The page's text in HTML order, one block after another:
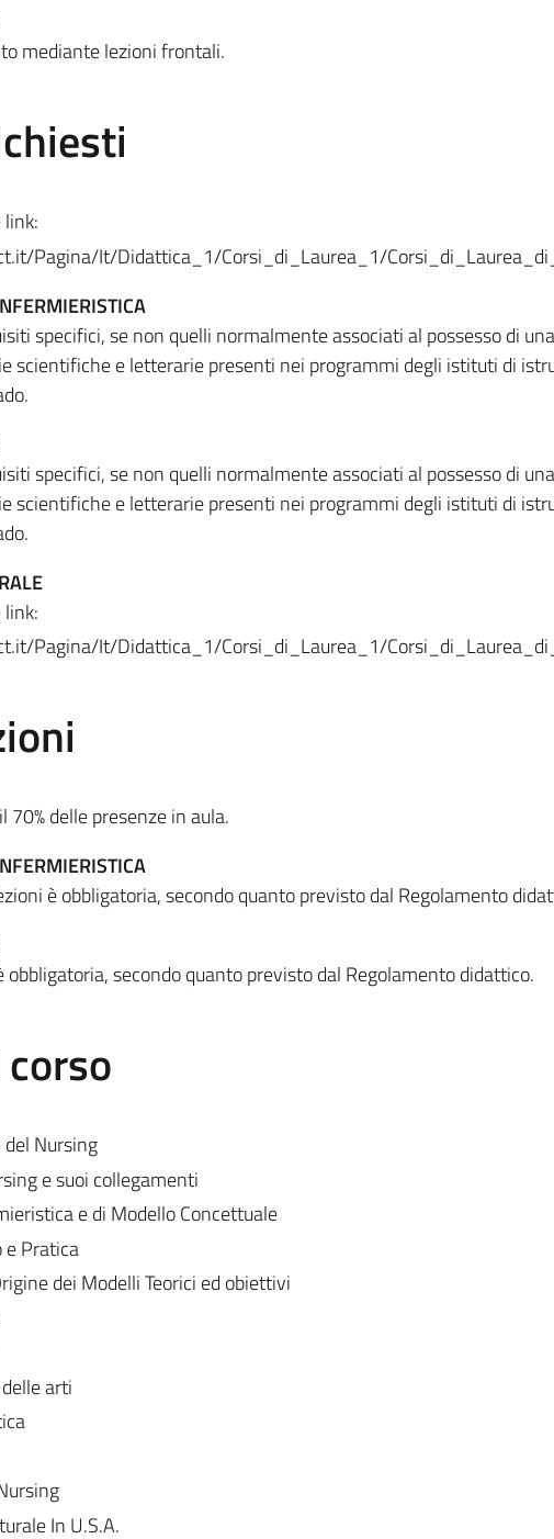
mediante lezioni frontali.
link:
Pagina/It/Didattica_1/Corsi_di_Laurea_1/
specifici, se non quelli normalmente associati al possesso di
scientifiche e letterarie presenti nei programmi degli istituti di
specifici, se non quelli normalmente associati al possesso di
scientifiche e letterarie presenti nei programmi degli istituti di
link:
Pagina/It/Didattica_1/Corsi_di_Laurea_1/
delle presenze in aula.
è obbligatoria, secondo quanto previsto dal Regolamento
obbligatoria, secondo quanto previsto dal Regolamento didattico.
del Nursing
e suoi collegamenti
e di Modello Concettuale
e Pratica
dei Modelli Teorici ed obiettivi
arti
In U.S.A.